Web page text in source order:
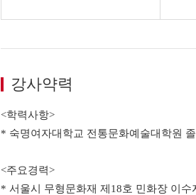
강사약력
<학력사항>
* 숙명여자대학교 전통문화예술대학원
<주요경력>
* 서울시 무형문화재 제18호 민화장 이수